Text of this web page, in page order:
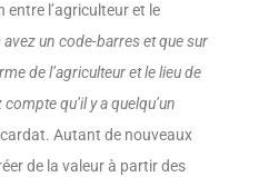
entre l’agriculteur et le
avez un code-barres et que sur
de l’agriculteur et le lieu de
qu’il y a quelqu’un
Autant de nouveaux
de la valeur à partir des